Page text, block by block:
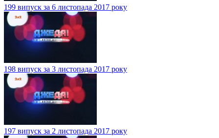
199 випуск за 6 листопада 2017 року
198 випуск за 3 листопада 2017 року
197 випуск за 2 листопада 2017 року